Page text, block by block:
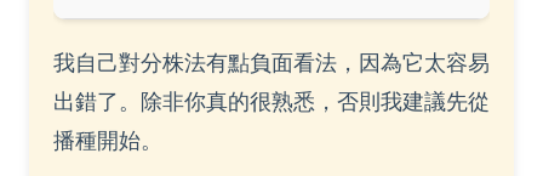
我自己對分株法有點負面看法，因為它太容易
出錯了。除非你真的很熟悉，否則我建議先從
播種開始。